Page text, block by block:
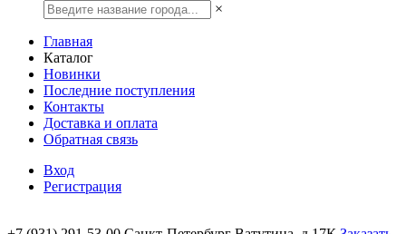
×
Главная
Каталог
Новинки
Последние поступления
Контакты
Доставка и оплата
Обратная связь
Вход
Регистрация